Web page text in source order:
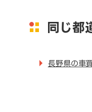
同じ都
長野県の車